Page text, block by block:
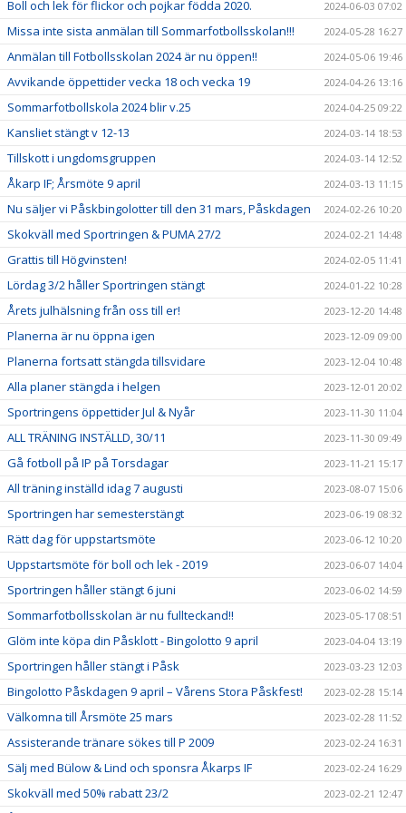
Boll och lek för flickor och pojkar födda 2020. 2024-06-03 07:02
Missa inte sista anmälan till Sommarfotbollsskolan!!! 2024-05-28 16:27
Anmälan till Fotbollsskolan 2024 är nu öppen!! 2024-05-06 19:46
Avvikande öppettider vecka 18 och vecka 19 2024-04-26 13:16
Sommarfotbollskola 2024 blir v.25 2024-04-25 09:22
Kansliet stängt v 12-13 2024-03-14 18:53
Tillskott i ungdomsgruppen 2024-03-14 12:52
Åkarp IF; Årsmöte 9 april 2024-03-13 11:15
Nu säljer vi Påskbingolotter till den 31 mars, Påskdagen 2024-02-26 10:20
Skokväll med Sportringen & PUMA 27/2 2024-02-21 14:48
Grattis till Högvinsten! 2024-02-05 11:41
Lördag 3/2 håller Sportringen stängt 2024-01-22 10:28
Årets julhälsning från oss till er! 2023-12-20 14:48
Planerna är nu öppna igen 2023-12-09 09:00
Planerna fortsatt stängda tillsvidare 2023-12-04 10:48
Alla planer stängda i helgen 2023-12-01 20:02
Sportringens öppettider Jul & Nyår 2023-11-30 11:04
ALL TRÄNING INSTÄLLD, 30/11 2023-11-30 09:49
Gå fotboll på IP på Torsdagar 2023-11-21 15:17
All träning inställd idag 7 augusti 2023-08-07 15:06
Sportringen har semesterstängt 2023-06-19 08:32
Rätt dag för uppstartsmöte 2023-06-12 10:20
Uppstartsmöte för boll och lek - 2019 2023-06-07 14:04
Sportringen håller stängt 6 juni 2023-06-02 14:59
Sommarfotbollsskolan är nu fullteckand!! 2023-05-17 08:51
Glöm inte köpa din Påsklott - Bingolotto 9 april 2023-04-04 13:19
Sportringen håller stängt i Påsk 2023-03-23 12:03
Bingolotto Påskdagen 9 april – Vårens Stora Påskfest! 2023-02-28 15:14
Välkomna till Årsmöte 25 mars 2023-02-28 11:52
Assisterande tränare sökes till P 2009 2023-02-24 16:31
Sälj med Bülow & Lind och sponsra Åkarps IF 2023-02-24 16:29
Skokväll med 50% rabatt 23/2 2023-02-21 12:47